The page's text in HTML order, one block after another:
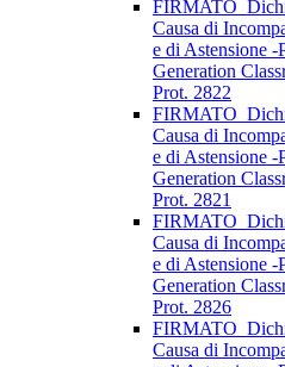
Causa di
e di Astensione
Generation
Prot. 2822
Causa di
e di Astensione
Generation
Prot. 2821
Causa di
e di Astensione
Generation
Prot. 2826
Causa di